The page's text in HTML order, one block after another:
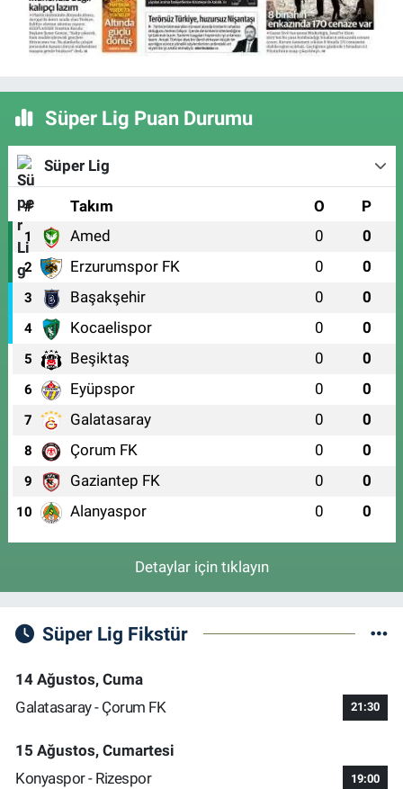
Süper Lig Puan Durumu
Süper Lig
# Takım O P
1 Amed 0 0
2 Erzurumspor FK 0 0
3 Başakşehir 0 0
4 Kocaelispor 0 0
5 Beşiktaş 0 0
6 Eyüpspor 0 0
7 Galatasaray 0 0
8 Çorum FK 0 0
9 Gaziantep FK 0 0
10 Alanyaspor 0 0
Detaylar için tıklayın
Süper Lig Fikstür
14 Ağustos, Cuma
Galatasaray - Çorum FK
21:30
15 Ağustos, Cumartesi
Konyaspor - Rizespor
19:00